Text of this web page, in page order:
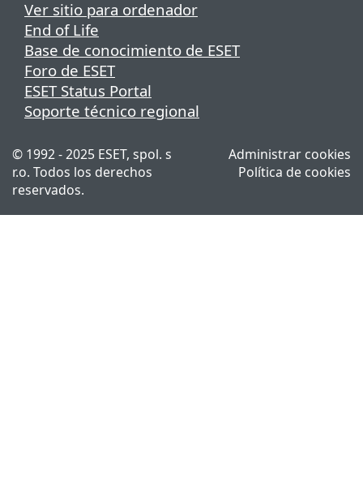
Ver sitio para ordenador
End of Life
Base de conocimiento de ESET
Foro de ESET
ESET Status Portal
Soporte técnico regional
© 1992 - 2025 ESET, spol. s
r.o. Todos los derechos
reservados.
Administrar cookies
Política de cookies